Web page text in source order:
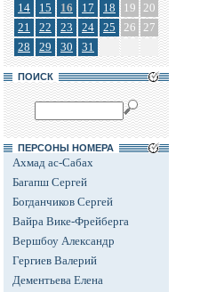
14
15 16 17 18 19 20
21
22 23 24 25 26 27
28
29 30 31
ПОИСК
ПЕРСОНЫ НОМЕРА
Ахмад ас-Сабах
Багапш Сергей
Богданчиков Сергей
Вайра Вике-Фрейберга
Вершбоу Александр
Гергиев Валерий
Дементьева Елена